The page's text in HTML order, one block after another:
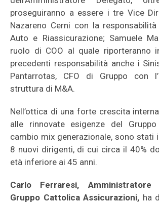
proseguiranno a essere i tre Vice
Nazareno Cerni con la
Auto e Riassicurazione; Samuele
ruolo di COO al quale riporteranno
precedenti responsabilità anche i
Pantarrotas, CFO di Gruppo con
struttura di M&A.
Nell’ottica di una forte crescita
alle rinnovate esigenze del
cambio mix generazionale, sono stati
8 nuovi dirigenti, di cui circa il 40%
età inferiore ai 45 anni.
Carlo Ferraresi, Amministratore
Gruppo Cattolica Assicurazioni, ha